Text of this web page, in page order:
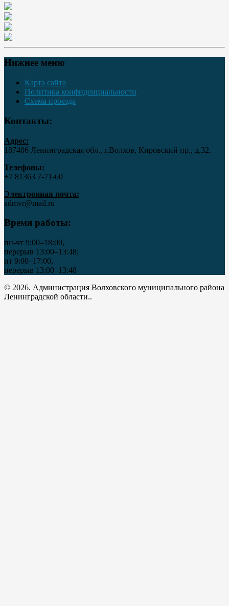
Нижнее меню
Карта сайта
Политика конфиденциальности
Схема проезда
Контакты:
Адрес:
187406 Ленинградская обл., г.Волхов, Кировский пр., д.32.
Телефоны:
+7 81363 7‑71-60
Электронная почта:
admvr@mail.ru
Время работы:
пн-чт 9:00–18:00,
перерыв 13:00–13:48;
пт 9:00–17:00,
перерыв 13:00–13:48
© 2026. Администрация Волховского муниципального района
Ленинградской области..